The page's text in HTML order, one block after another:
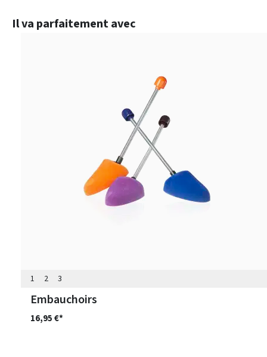
Ignorer la galerie de produits
Il va parfaitement avec
1 2 3
Embauchoirs
16,95 €*